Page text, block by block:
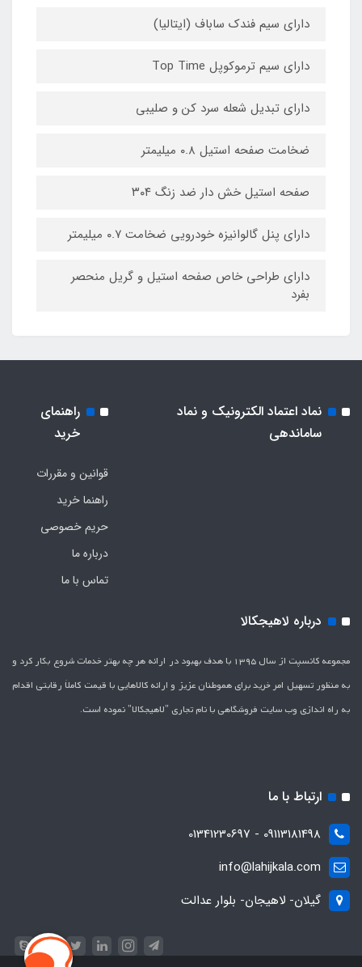
داراي سیم فندك ساباف (ایتالیا)
داراي سیم ترموکوپل Top Time
داراي تبدیل شعله سرد کن و صلیبی
ضخامت صفحه استیل ۰.۸ میلیمتر
صفحه استیل خش دار ضد زنگ ۳۰۴
داراي پنل گالوانیزه خودرویی ضخامت ۰.۷ میلیمتر
داراي طراحی خاص صفحه استیل و گریل منحصر
بفرد
نماد اعتماد الکترونیک و نماد
ساماندهی
راهنمای
خرید
قوانین و مقررات
راهنما خرید
حریم خصوصی
درباره ما
تماس با ما
درباره لاهیجکالا
مجموعه کانسپت از سال 1395 با هدف بهبود در ارائه هر چه بهتر خدمات شروع بکار کرد و
به منظور تسهیل امر خرید برای هموطنان عزیز و ارائه کالاهایی با قیمت کاملاَ رقابتی اقدام
به راه اندازی وب سایت فروشگاهی با نام تجاری "لاهیج­کالا" نموده است.
ارتباط با ما
09113181498 - 01341230697
info@lahijkala.com
گیلان- لاهیجان- بلوار عدالت